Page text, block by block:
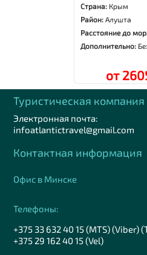
Страна: Крым
Район:Алушта
Расстояние до
Дополнительно:
от
Туристическая
Электронная почта:
infoatlantictravel@gmail.com
Контактная информация
Офис в Минске
Телефоны:
+375 33 632 40 15 (MTS) (Viber)
+375 29 162 40 15 (Vel)